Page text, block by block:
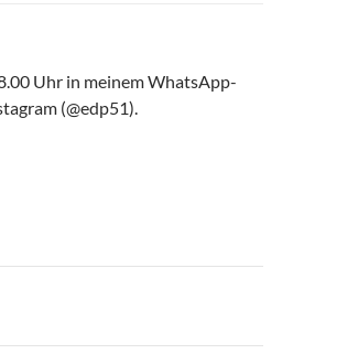
Uhr in meinem WhatsApp-
(@edp51).